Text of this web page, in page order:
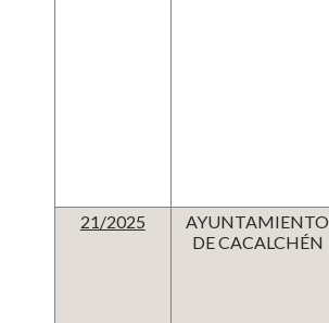
21/2025
AYUNTAMIENTO
DE CACALCHÉN